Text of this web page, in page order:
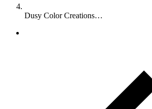
Dusy Color Creations…